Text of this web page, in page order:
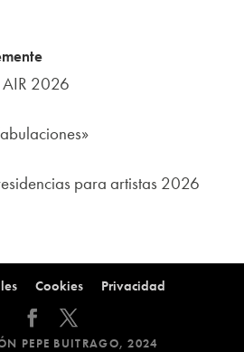
AIR 2026
para artistas 2026
Cookies Privacidad
PEPE BUITRAGO, 2024